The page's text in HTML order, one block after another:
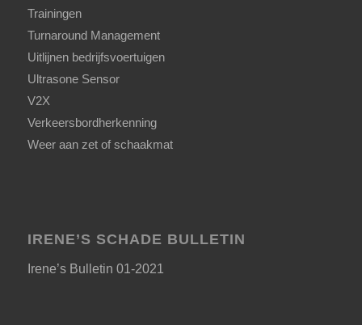
Trainingen
Turnaround Management
Uitlijnen bedrijfsvoertuigen
Ultrasone Sensor
V2X
Verkeersbordherkenning
Weer aan zet of schaakmat
IRENE’S SCHADE BULLETIN
Irene’s Bulletin 01-2021